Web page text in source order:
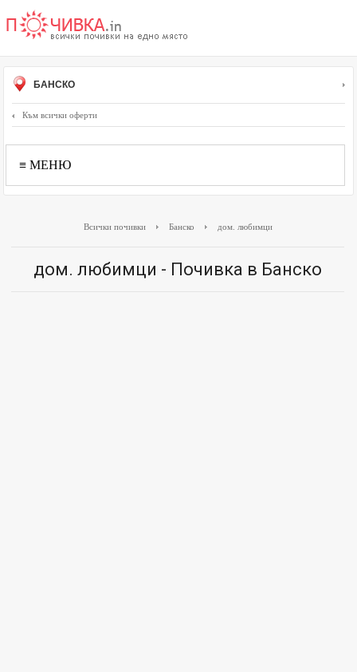
БАНСКО
Към всички оферти
≡ МЕНЮ
Всички почивки Банско дом. любимци
дом. любимци - Почивка в Банско